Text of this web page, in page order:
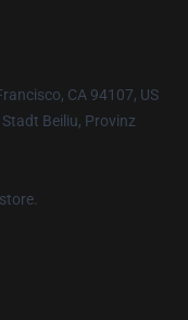
CA 94107, US
Beiliu, Provinz